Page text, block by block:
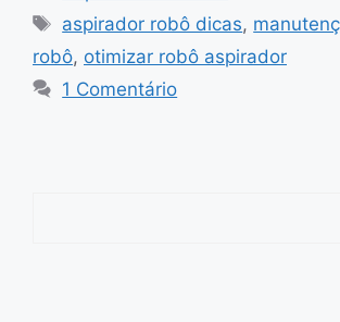
Tags
aspirador robô dicas,
robô, otimizar robô aspirador
1 Comentário